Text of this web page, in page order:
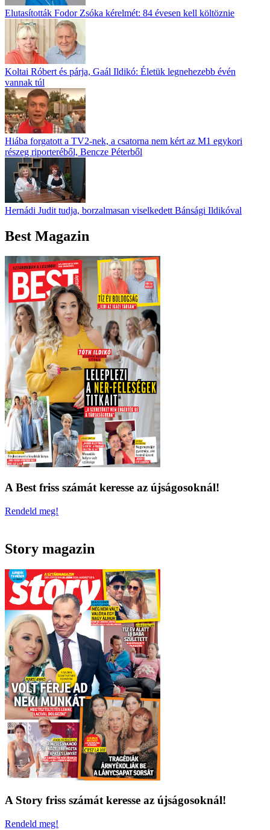
Elutasították Fodor Zsóka kérelmét: 84 évesen kell költöznie
Koltai Róbert és párja, Gaál Ildikó: Életük legnehezebb évén
vannak túl
Hiába forgatott a TV2-nek, a csatorna nem kért az M1 egykori
részeg riporteréből, Bencze Péterből
Hernádi Judit tudja, borzalmasan viselkedett Bánsági Ildikóval
Best Magazin
A Best friss számát keresse az újságosoknál!
Rendeld meg!
Story magazin
A Story friss számát keresse az újságosoknál!
Rendeld meg!